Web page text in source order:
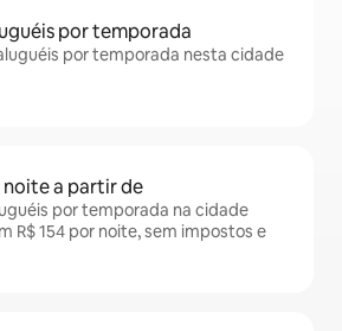
por temporada
por temporada nesta cidade
noite a partir de
por temporada na cidade
R$ 154 por noite, sem impostos e